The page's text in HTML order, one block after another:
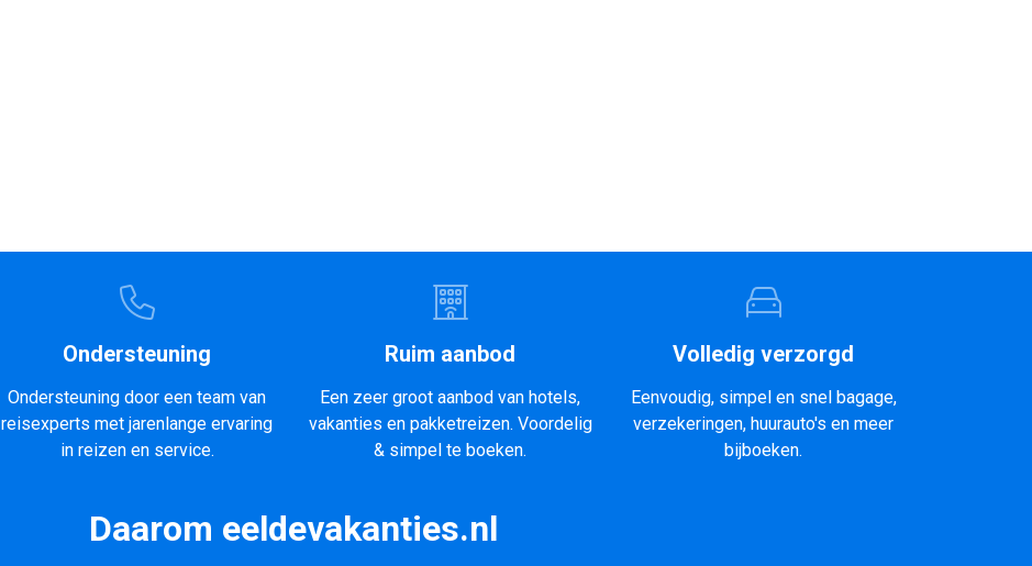
Ondersteuning
Ondersteuning door een team van
reisexperts met jarenlange ervaring
in reizen en service.
Ruim aanbod
Een zeer groot aanbod van hotels,
vakanties en pakketreizen. Voordelig
& simpel te boeken.
Volledig verzorgd
Eenvoudig, simpel en snel bagage,
verzekeringen, huurauto's en meer
bijboeken.
Daarom eeldevakanties.nl